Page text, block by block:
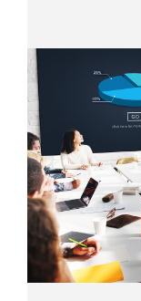
por la falta de
tránsito,
puede